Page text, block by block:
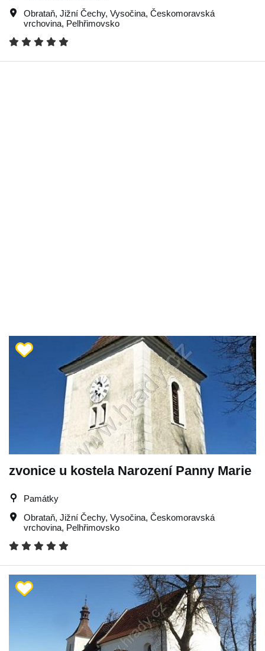
Obrataň, Jižní Čechy, Vysočina, Českomoravská
vrchovina, Pelhřimovsko
zvonice u kostela Narození Panny Marie
Památky
Obrataň, Jižní Čechy, Vysočina, Českomoravská
vrchovina, Pelhřimovsko